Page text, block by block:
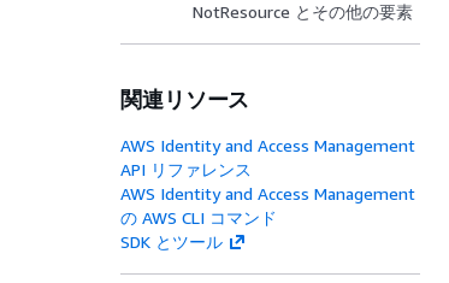
NotResource とその他の要素
関連リソース
AWS Identity and Access Management
API リファレンス
AWS Identity and Access Management
の AWS CLI コマンド
SDK とツール